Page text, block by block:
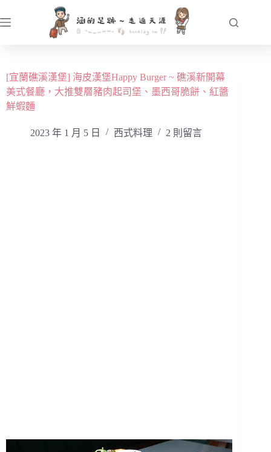
至
容[宜蘭礁溪漢堡] 海皮漢堡Happy Burger ~ 礁溪新開幕
美式餐廳，大推雙層豬肉起司堡、墨西哥脆餅、紅醬
鮮蝦麵
2023 年 1 月 5 日 西式料理 2 則留言